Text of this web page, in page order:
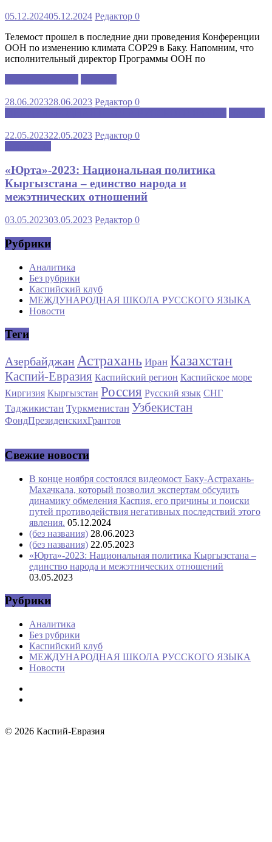
05.12.202405.12.2024 Редактор 0
Телемост прошел в последние дни проведения Конференции
ООН по изменению климата COP29 в Баку. Напомним, что
исполнительный директор Программы ООН по
28.06.202328.06.2023 Редактор 0
22.05.202322.05.2023 Редактор 0
«Юрта»-2023: Национальная политика
Кыргызстана – единство народа и
межэтнических отношений
03.05.202303.05.2023 Редактор 0
Рубрики
Аналитика
Без рубрики
Каспийский клуб
МЕЖДУНАРОДНАЯ ШКОЛА РУССКОГО ЯЗЫКА
Новости
Теги
Азербайджан Астрахань Иран Казахстан
Каспий-Евразия Каспийский регион Каспийское море
Киргизия Кыргызстан Россия Русский язык СНГ
Таджикистан Туркменистан Узбекистан
ФондПрезиденскихГрантов
Свежие новости
В конце ноября состоялся видеомост Баку-Астрахань-
Махачкала, который позволил экспертам обсудить
динамику обмеления Каспия, его причины и поиски
путей противодействия негативных последствий этого
явления. 05.12.2024
(без названия) 28.06.2023
(без названия) 22.05.2023
«Юрта»-2023: Национальная политика Кыргызстана –
единство народа и межэтнических отношений
03.05.2023
Рубрики
Аналитика
Без рубрики
Каспийский клуб
МЕЖДУНАРОДНАЯ ШКОЛА РУССКОГО ЯЗЫКА
Новости
© 2026 Каспий-Евразия